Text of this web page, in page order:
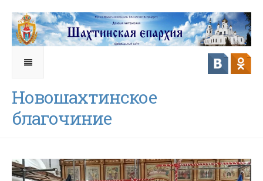
Новошахтинское
благочиние